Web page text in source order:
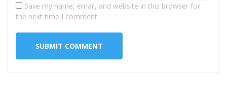
Save my name, email, and website in this browser for
the next time I comment.